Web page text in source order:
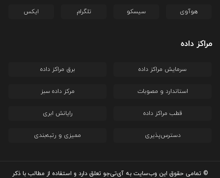
هوآوی سیسکو تلگرام ایکس
مراکز داده
سرمایش مراکز داده برق مراکز داده
استاندارد و مصوبات مرکز داده سبز
قطب مراکز داده رایانش ابری
دسترس‌پذیری ممیزی و رتبه‌بندی
© تمامی حقوق این وب‌سایت به آی‌تی‌جو تعلق دارد و استفاده از مطالب با ذکر